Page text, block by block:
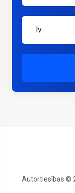
.lv
Autortiesības ©